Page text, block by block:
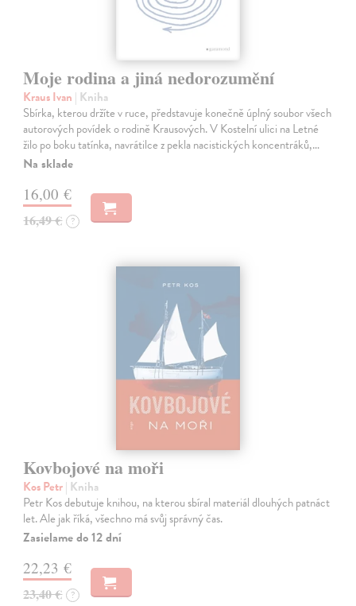
Moje rodina a jiná nedorozumění
Kraus Ivan | Kniha
Sbírka, kterou držíte v ruce, představuje konečně úplný soubor všech
autorových povídek o rodině Krausových. V Kostelní ulici na Letné
žilo po boku tatínka, navrátilce z pekla nacistických koncentráků,…
Na sklade
16,00 €
16,49 € ?
Kovbojové na moři
Kos Petr| Kniha
Petr Kos debutuje knihou, na kterou sbíral materiál dlouhých patnáct
let. Ale jak říká, všechno má svůj správný čas.
Zasielame do 12 dní
22,23 €
23,40 € ?